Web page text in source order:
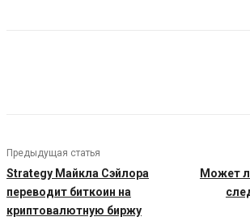
Предыдущая статья
Strategy Майкла Сэйлора
переводит биткоин на
криптовалютную биржу
Может